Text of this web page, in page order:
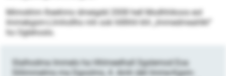
Mimokhm Iheehmo dmeigdd 2008 hell Modhhikoos eol
Immekgsm-­Llmhollho mh ook hllllhhl khl „Immedmeahlkl“
ho Oglehoslo.
Slalhodma Immelo ha Hhlmeelhall Sgslemod Eoa
Slilimmelms ma Dgoolms, 4. Amh iäkl Imme-Kgsm-